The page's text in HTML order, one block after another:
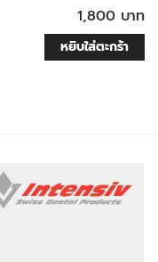
1,800 บาท
หยิบใส่ตะกร้า